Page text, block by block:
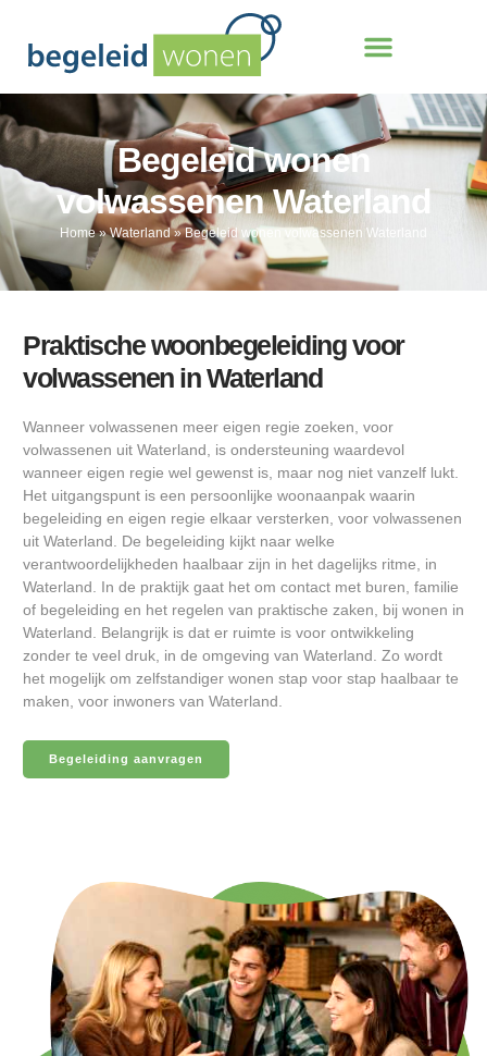
Begeleid wonen
volwassenen Waterland
Home»Waterland»Begeleid wonen volwassenen Waterland
Praktische woonbegeleiding voor
volwassenen in Waterland
Wanneer volwassenen meer eigen regie zoeken, voor
volwassenen uit Waterland, is ondersteuning waardevol
wanneer eigen regie wel gewenst is, maar nog niet vanzelf lukt.
Het uitgangspunt is een persoonlijke woonaanpak waarin
begeleiding en eigen regie elkaar versterken, voor volwassenen
uit Waterland. De begeleiding kijkt naar welke
verantwoordelijkheden haalbaar zijn in het dagelijks ritme, in
Waterland. In de praktijk gaat het om contact met buren, familie
of begeleiding en het regelen van praktische zaken, bij wonen in
Waterland. Belangrijk is dat er ruimte is voor ontwikkeling
zonder te veel druk, in de omgeving van Waterland. Zo wordt
het mogelijk om zelfstandiger wonen stap voor stap haalbaar te
maken, voor inwoners van Waterland.
Begeleiding aanvragen